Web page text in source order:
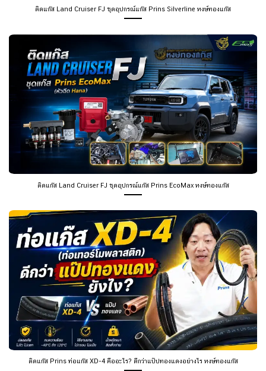
ติดแก๊ส Land Cruiser FJ ชุดอุปกรณ์แก๊ส Prins Silverline หงษ์ทองแก๊ส
ติดแก๊ส Land Cruiser FJ ชุดอุปกรณ์แก๊ส Prins EcoMax หงษ์ทองแก๊ส
ติดแก๊ส Prins ท่อแก๊ส XD-4 คืออะไร? ดีกว่าแป๊ปทองแดงอย่างไร หงษ์ทองแก๊ส